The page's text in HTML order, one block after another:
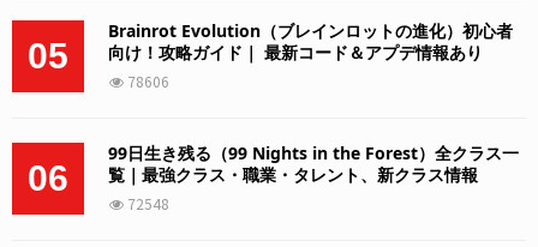
05
Brainrot Evolution（ブレインロットの進化）初心者
向け！攻略ガイド｜ 最新コード＆アプデ情報あり
78606
06
99日生き残る（99 Nights in the Forest）全クラス一
覧｜最強クラス・職業・タレント、新クラス情報
72548